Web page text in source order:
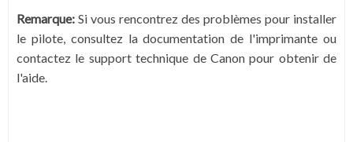
Remarque: Si vous rencontrez des problèmes pour installer
le pilote, consultez la documentation de l'imprimante ou
contactez le support technique de Canon pour obtenir de
l'aide.